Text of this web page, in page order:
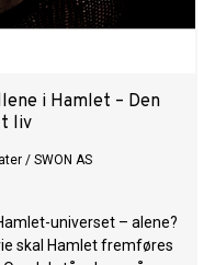
i Hamlet – Den
liv
/ SWON AS
universet – alene?
skal Hamlet fremføres